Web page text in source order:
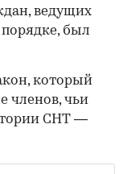
ведущих
был
который
членов, чьи
СНТ —